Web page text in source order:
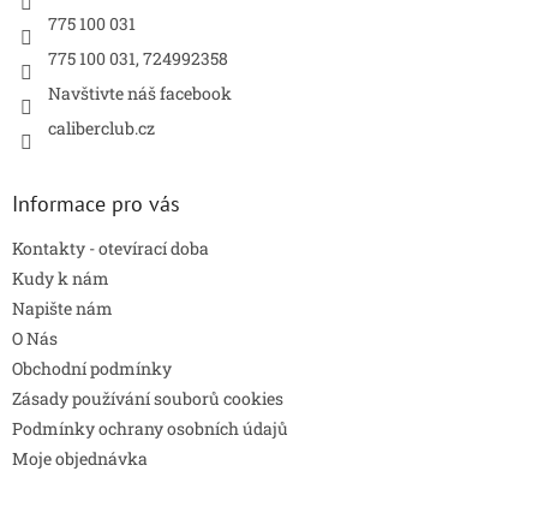
775 100 031
775 100 031, 724992358
Navštivte náš facebook
caliberclub.cz
Informace pro vás
Kontakty - otevírací doba
Kudy k nám
Napište nám
O Nás
Obchodní podmínky
Zásady používání souborů cookies
Podmínky ochrany osobních údajů
Moje objednávka